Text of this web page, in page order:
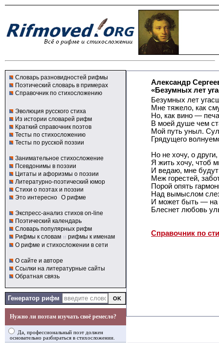
Словарь разновидностей рифмы
Поэтический словарь в примерах
Справочник по стихосложению
Эволюция русского стиха
Из истории словарей рифм
Краткий справочник поэтов
Тесты по стихосложению
Тесты по русской поэзии
Занимательное стихосложение
Псевдонимы в поэзии
Цитаты и афоризмы о поэзии
Литературно-поэтический юмор
Стихи о поэтах и поэзии
Это интересно О рифме
Экспресс-анализ стихов on-line
Поэтический календарь
Словарь популярных рифм
Рифмы к словам и рифмы к именам
О рифме и стихосложении в сети
О сайте и авторе
Ссылки на литературные сайты
Обратная связь
Генератор рифм
Нужно ли поэтам изучать своё ремесло?
Да, профессиональный поэт должен
основательно разбираться в стихосложении.
Александр
«Безумных лет
Безумных лет
Мне тяжело, как
Но, как вино —
В моей душе чем
Мой путь уныл.
Грядущего
Но не хочу, о
Я жить хочу, чтоб
И ведаю, мне
Меж горестей,
Порой опять
Над вымыслом
И может быть — на
Блеснет любовь
Справочник по